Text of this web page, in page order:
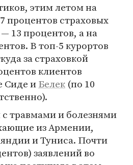
этим летом на
процентов страховых
13 процентов, а на
В топ-5 курортов
за страховкой
клиентов
Сиде иБелек (по 10
с травмами и болезнями
из Армении,
и Туниса. Почти
заявлений во